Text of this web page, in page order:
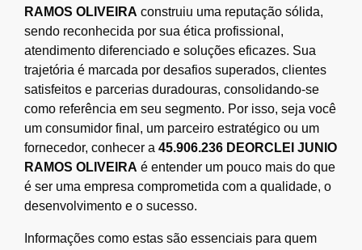
RAMOS OLIVEIRA construiu uma reputação sólida,
sendo reconhecida por sua ética profissional,
atendimento diferenciado e soluções eficazes. Sua
trajetória é marcada por desafios superados, clientes
satisfeitos e parcerias duradouras, consolidando-se
como referência em seu segmento. Por isso, seja você
um consumidor final, um parceiro estratégico ou um
fornecedor, conhecer a 45.906.236 DEORCLEI JUNIO
RAMOS OLIVEIRA é entender um pouco mais do que
é ser uma empresa comprometida com a qualidade, o
desenvolvimento e o sucesso.
Informações como estas são essenciais para quem